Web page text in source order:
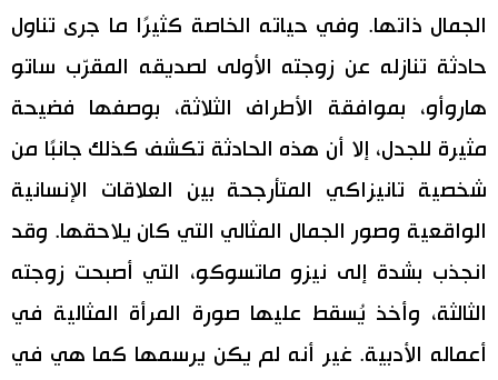
الجمال ذاتها. وفي حياته الخاصة كثيرًا ما جرى تناول
حادثة تنازله عن زوجته الأولى لصديقه المقرّب ساتو
هاروأو، بموافقة الأطراف الثلاثة، بوصفها فضيحة
مثيرة للجدل، إلا أن هذه الحادثة تكشف كذلك جانبًا من
شخصية تانيزاكي المتأرجحة بين العلاقات الإنسانية
الواقعية وصور الجمال المثالي التي كان يلاحقها. وقد
انجذب بشدة إلى نيزو ماتسوكو، التي أصبحت زوجته
الثالثة، وأخذ يُسقط عليها صورة المرأة المثالية في
أعماله الأدبية. غير أنه لم يكن يرسمها كما هي في